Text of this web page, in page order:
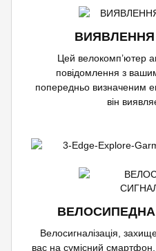
ВИЯВЛЕННЯ
Цей велокомп’ютер
повідомлення з
попередньо визначеним
він
ВЕЛОСИПЕДНА
Велосигналізація,
вас на сумісний